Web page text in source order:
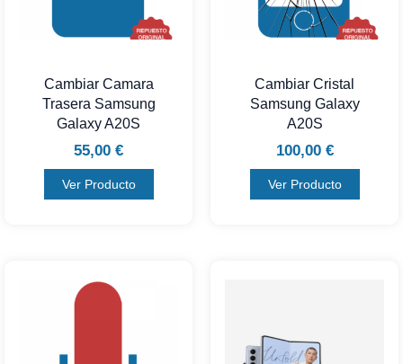
Cambiar Camara
Trasera Samsung
Galaxy A20S
55,00 €
Ver Producto
Cambiar Cristal
Samsung Galaxy
A20S
100,00 €
Ver Producto